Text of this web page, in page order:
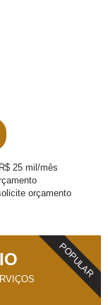
25 mil/mês
orçamento
POPULAR